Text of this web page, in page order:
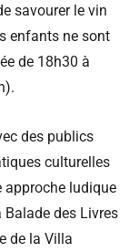
savourer le vin
enfants ne sont
de 18h30 à
des publics
culturelles
approche ludique
Balade des Livres
de la Villa